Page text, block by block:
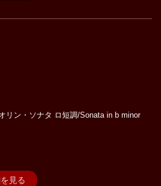
リン・ソナタ ロ短調/Sonata in b minor
見る